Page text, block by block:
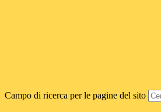
Campo di ricerca per le pagine del sito